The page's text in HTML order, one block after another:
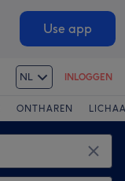
Use app
NL INLOGGEN
ONTHAREN